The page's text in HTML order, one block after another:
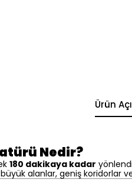
Ürün
Nedir?
180 dakikaya kadar
alanlar, geniş koridorlar